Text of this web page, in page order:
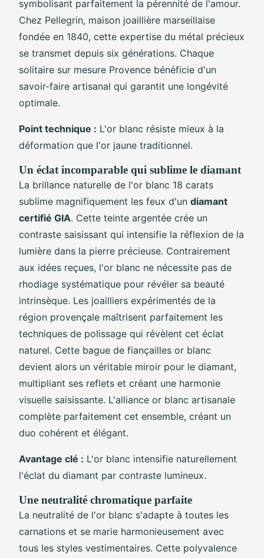
symbolisant parfaitement la pérennité de l'amour.
Chez Pellegrin, maison joaillière marseillaise
fondée en 1840, cette expertise du métal précieux
se transmet depuis six générations. Chaque
solitaire sur mesure Provence bénéficie d'un
savoir-faire artisanal qui garantit une longévité
optimale.
Point technique : L'or blanc résiste mieux à la
déformation que l'or jaune traditionnel.
Un éclat incomparable qui sublime le diamant
La brillance naturelle de l'or blanc 18 carats
sublime magnifiquement les feux d'un diamant
certifié GIA. Cette teinte argentée crée un
contraste saisissant qui intensifie la réflexion de la
lumière dans la pierre précieuse. Contrairement
aux idées reçues, l'or blanc ne nécessite pas de
rhodiage systématique pour révéler sa beauté
intrinsèque. Les joailliers expérimentés de la
région provençale maîtrisent parfaitement les
techniques de polissage qui révèlent cet éclat
naturel. Cette bague de fiançailles or blanc
devient alors un véritable miroir pour le diamant,
multipliant ses reflets et créant une harmonie
visuelle saisissante. L'alliance or blanc artisanale
complète parfaitement cet ensemble, créant un
duo cohérent et élégant.
Avantage clé : L'or blanc intensifie naturellement
l'éclat du diamant par contraste lumineux.
Une neutralité chromatique parfaite
La neutralité de l'or blanc s'adapte à toutes les
carnations et se marie harmonieusement avec
tous les styles vestimentaires. Cette polyvalence